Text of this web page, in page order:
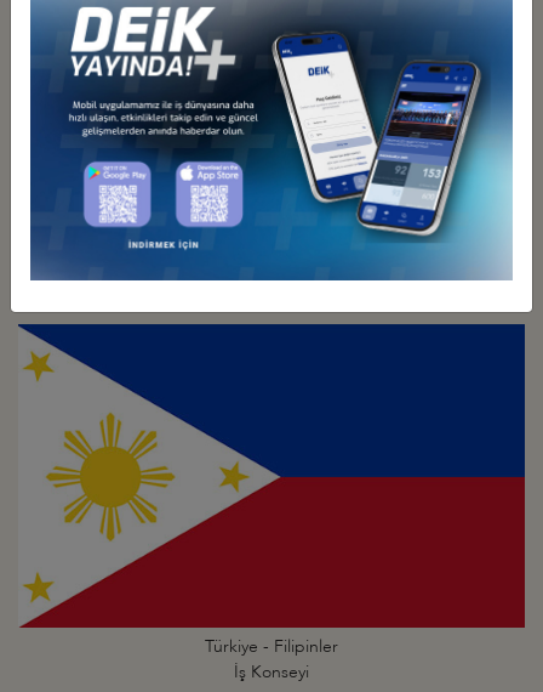
Türkiye - Endonezya
Türkiye - Filipinler
İş Konseyi